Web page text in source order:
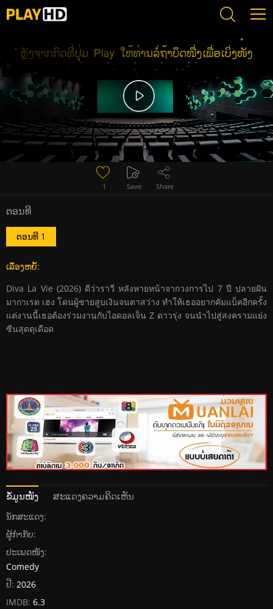
1 Save Share
ຕອນທີ
ຕອນທີ 1
ເລື່ອງຫຍໍ້:
Diva La Vie​ (2026) ดีว่าราวี หลังหายหน้าจากวงการไป 7 ปี ปลายฝัน
มากาเรต เฮง โดนผู้ชายสูบเงินจนตาสว่าง ทำให้เธออยากคัมแบ็คอีกครั้ง
แต่งานนี้เธอต้องร่วมงานกับไอดอลเจ็น Z ดาวรุ่ง จนนำไปสู่สงครามแย่ง
ซีนสุดดุเดือด
ຂໍ້ມູນໜັງ ສະແດງຄວາມຄິດເຫັນ
ນັກສະແດງ:
ຜູ້ກໍາກັບ:
ປະເພດໜັງ:
Comedy
ປີ: 2026
IMDB: 6.3